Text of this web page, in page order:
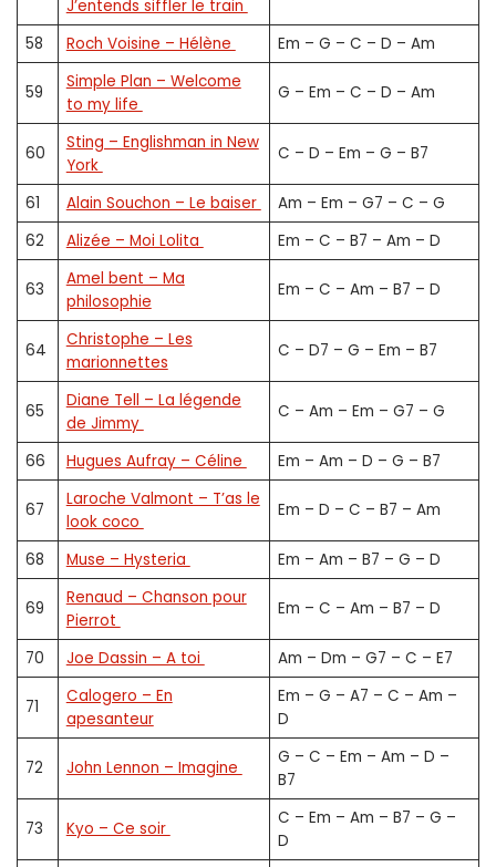
J’entends siffler le train
58 Roch Voisine – Hélène Em – G – C – D – Am
59
Simple Plan – Welcome
to my life
G – Em – C – D – Am
60
Sting – Englishman in New
York
C – D – Em – G – B7
61 Alain Souchon – Le baiser
Am – Em – G7 – C – G
62
Alizée – Moi Lolita Em – C – B7 – Am – D
63
Amel bent – Ma
philosophie
Em – C – Am – B7 – D
64
Christophe – Les
marionnettes
C – D7 – G – Em – B7
65
Diane Tell – La légende
de Jimmy
C – Am – Em – G7 – G
66 Hugues Aufray – Céline Em – Am – D – G – B7
67
Laroche Valmont – T’as le
look coco
Em – D – C – B7 – Am
68 Muse – Hysteria Em – Am – B7 – G – D
69
Renaud – Chanson pour
Pierrot
Em – C – Am – B7 – D
70 Joe Dassin – A toi Am – Dm – G7 – C – E7
71
Calogero – En
apesanteur
Em – G – A7 – C – Am –
D
72 John Lennon – Imagine
G – C – Em – Am – D –
B7
73 Kyo – Ce soir
C – Em – Am – B7 – G –
D